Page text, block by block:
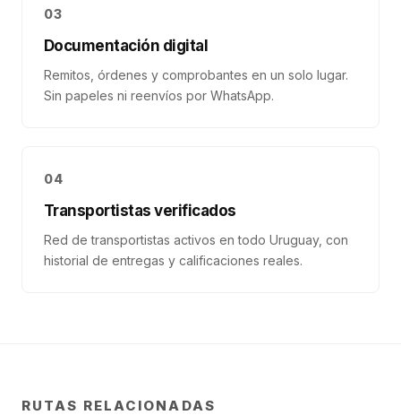
03
Documentación digital
Remitos, órdenes y comprobantes en un solo lugar.
Sin papeles ni reenvíos por WhatsApp.
04
Transportistas verificados
Red de transportistas activos en todo Uruguay, con
historial de entregas y calificaciones reales.
RUTAS RELACIONADAS